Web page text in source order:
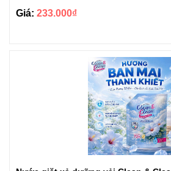
Giá: 233.000₫